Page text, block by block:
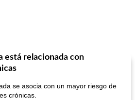
está relacionada con
se asocia con un mayor riesgo de
crónicas.